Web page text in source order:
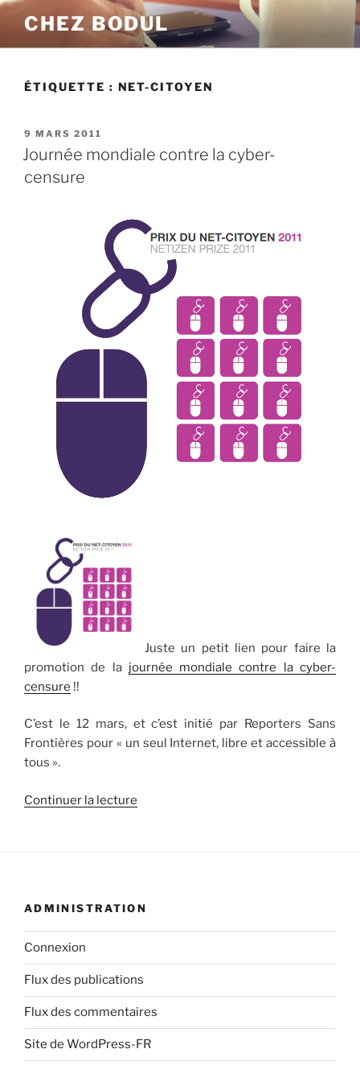
Aller
contenu
CHEZ BODUL
ÉTIQUETTE : NET-CITOYEN
PUBLIÉ
LE
9 MARS 2011
Journée mondiale contre la cyber-
censure
Juste un petit lien pour faire la
promotion de la journée mondiale contre la cyber-
censure !!
C’est le 12 mars, et c’est initié par Reporters Sans
Frontières pour « un seul Internet, libre et accessible à
tous ».
Continuer la lecture
censure »
ADMINISTRATION
Connexion
Flux des publications
Flux des commentaires
Site de WordPress-FR